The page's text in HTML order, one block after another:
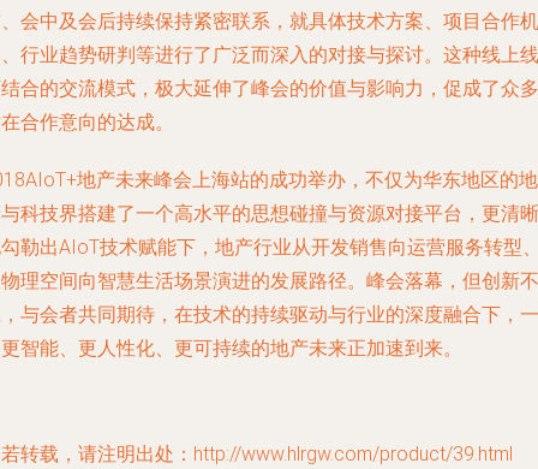
会中及会后持续保持紧密联系，就具体技术方案、项目合作机
行业趋势研判等进行了广泛而深入的对接与探讨。这种线上线
合的交流模式，极大延伸了峰会的价值与影响力，促成了众多
合作意向的达成。
地产未来峰会上海站的成功举办，不仅为华东地区的地
科技界搭建了一个高水平的思想碰撞与资源对接平台，更清晰
勒出AIoT技术赋能下，地产行业从开发销售向运营服务转型
理空间向智慧生活场景演进的发展路径。峰会落幕，但创新不
与会者共同期待，在技术的持续驱动与行业的深度融合下，一
智能、更人性化、更可持续的地产未来正加速到来。
转载，请注明出处：http://www.hlrgw.com/product/39.html